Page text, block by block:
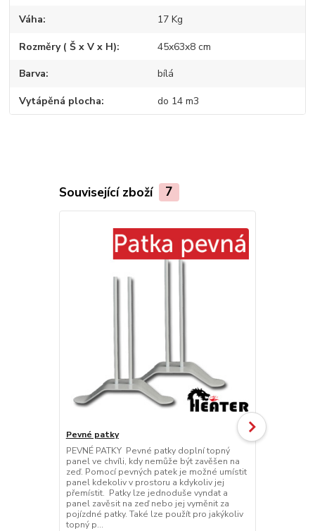
Váha 17 Kg
Rozměry ( Š x V x H) 45x63x8 cm
Barva bílá
Vytápěná plocha do 14 m3
Související zboží 7
Pevné patky
PEVNÉ PATKY Pevné patky doplní topný
panel ve chvíli, kdy nemůže být zavěšen na
zeď. Pomocí pevných patek je možné umístit
panel kdekoliv v prostoru a kdykoliv jej
přemístit. Patky lze jednoduše vyndat a
panel zavěsit na zeď nebo jej vyměnit za
pojízdné patky. Také lze použít pro jakýkoliv
topný p...
Pojízdné